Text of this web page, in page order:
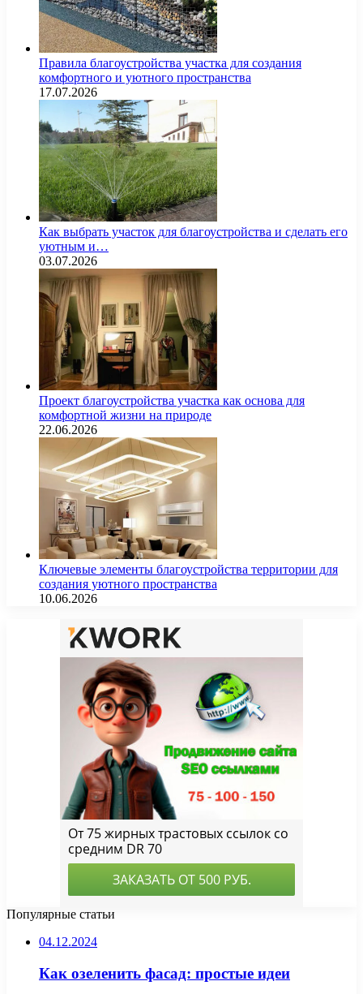
Правила благоустройства участка для создания
комфортного и уютного пространства
17.07.2026
Как выбрать участок для благоустройства и сделать его
уютным и…
03.07.2026
Проект благоустройства участка как основа для
комфортной жизни на природе
22.06.2026
Ключевые элементы благоустройства территории для
создания уютного пространства
10.06.2026
Популярные статьи
04.12.2024
Как озеленить фасад: простые идеи